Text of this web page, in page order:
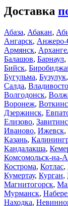
Доставка
Абаза, Абакан,
Ангарск, Анжеро-
Армянск,
Балашов, Барнаул,
Бийск,
Бугульма, Бузулук,
Салда,
Волгодонск,
Воронеж,
Дзержинск,
Елизово,
Иваново, Ижевск,
Казань,
Кандалакша,
Комсомольск-на-
Кострома, Котлас,
Кумертау, Курган,
Магнитогорск,
Мурманск,
Находка,